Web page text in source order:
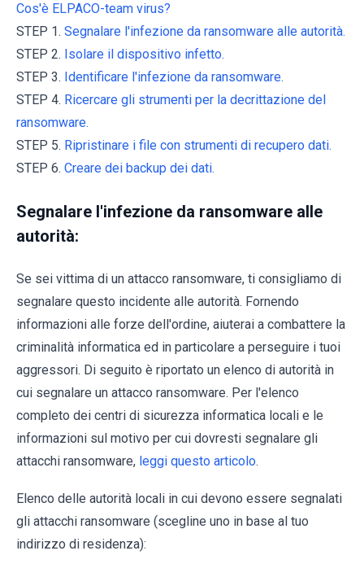
Cos'è ELPACO-team virus?
STEP 1. Segnalare l'infezione da ransomware alle autorità.
STEP 2. Isolare il dispositivo infetto.
STEP 3. Identificare l'infezione da ransomware.
STEP 4. Ricercare gli strumenti per la decrittazione del
ransomware.
STEP 5. Ripristinare i file con strumenti di recupero dati.
STEP 6. Creare dei backup dei dati.
Segnalare l'infezione da ransomware alle
autorità:
Se sei vittima di un attacco ransomware, ti consigliamo di
segnalare questo incidente alle autorità. Fornendo
informazioni alle forze dell'ordine, aiuterai a combattere la
criminalità informatica ed in particolare a perseguire i tuoi
aggressori. Di seguito è riportato un elenco di autorità in
cui segnalare un attacco ransomware. Per l'elenco
completo dei centri di sicurezza informatica locali e le
informazioni sul motivo per cui dovresti segnalare gli
attacchi ransomware, leggi questo articolo.
Elenco delle autorità locali in cui devono essere segnalati
gli attacchi ransomware (scegline uno in base al tuo
indirizzo di residenza):